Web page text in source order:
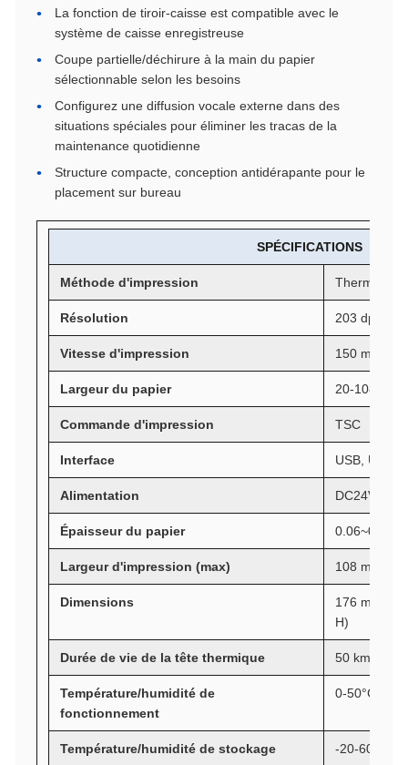
La fonction de tiroir-caisse est compatible avec le
système de caisse enregistreuse
Coupe partielle/déchirure à la main du papier
sélectionnable selon les besoins
Configurez une diffusion vocale externe dans des
situations spéciales pour éliminer les tracas de la
maintenance quotidienne
Structure compacte, conception antidérapante pour le
placement sur bureau
SPÉCIFICATIONS
Méthode d'impression Thermique
Résolution 203 dpi
Vitesse d'impression 150 mm/s
Largeur du papier 20-108 mm
Commande d'impression TSC
Interface USB,
Alimentation DC24V, 2.5A
Épaisseur du papier
Largeur d'impression (max) 108 mm
Dimensions
176 mm x
H)
Durée de vie de la tête thermique 50 km
Température/humidité de
fonctionnement
0-50°C,
Température/humidité de stockage -20-60°C,